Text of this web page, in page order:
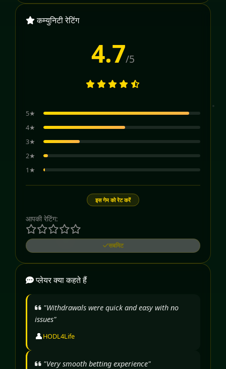
कम्युनिटी रेटिंग
4.7/5
5★
4★
3★
2★
1★
इस गेम को रेट करें
आपकी रेटिंग:
सबमिट
प्लेयर क्या कहते हैं
"Withdrawals were quick and easy with no
issues"
👤HODL4Life
"Very smooth betting experience"